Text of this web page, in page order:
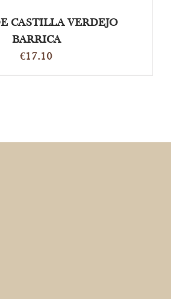
CASTILLA VERDEJO
BARRICA
€17.10